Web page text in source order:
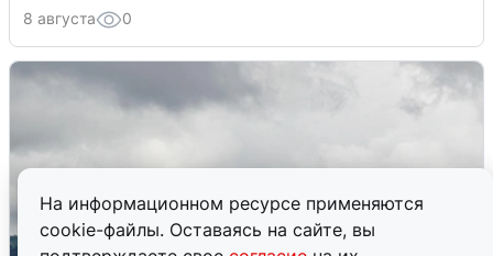
На информационном ресурсе применяются
cookie-файлы. Оставаясь на сайте, вы
8 августа 0